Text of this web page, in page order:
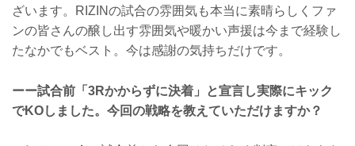
ざいます。RIZINの試合の雰囲気も本当に素晴らしくファ
ンの皆さんの醸し出す雰囲気や暖かい声援は今まで経験し
たなかでもベスト。今は感謝の気持ちだけです。
ーー試合前「3Rかからずに決着」と宣言し実際にキック
でKOしました。今回の戦略を教えていただけますか？